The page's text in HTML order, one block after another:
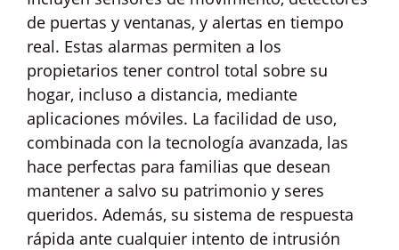
de puertas y ventanas, y alertas en tiempo
real. Estas alarmas permiten a los
propietarios tener control total sobre su
hogar, incluso a distancia, mediante
aplicaciones móviles. La facilidad de uso,
combinada con la tecnología avanzada, las
hace perfectas para familias que desean
mantener a salvo su patrimonio y seres
queridos. Además, su sistema de respuesta
rápida ante cualquier intento de intrusión